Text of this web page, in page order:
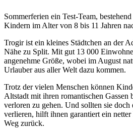
Sommerferien ein Test-Team,
Kindern im Alter von 8 bis 11 Jahren
Trogir ist ein kleines Städtchen an der
Nähe zu Split. Mit gut 13 000
angenehme Größe, wobei im August
Urlauber aus aller Welt dazu kommen.
Trotz der vielen Menschen können
Altstadt mit ihren romantischen Gassen
verloren zu gehen. Und sollten sie
verlieren, hilft ihnen garantiert ein
Weg zurück.